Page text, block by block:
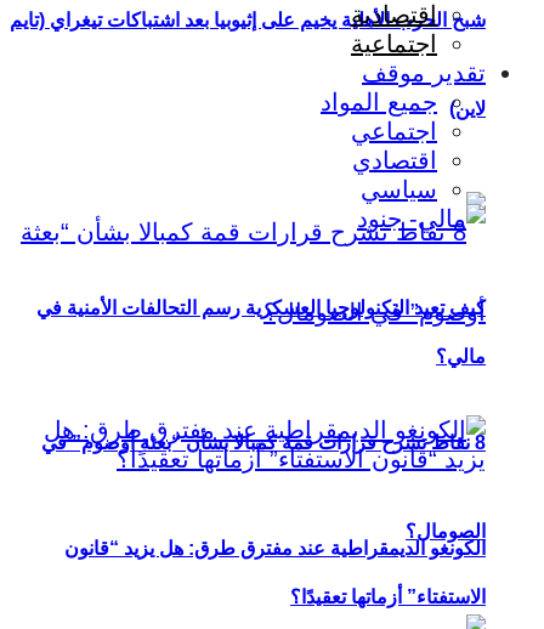
شبح الحرب الأهلية يخيم على إثيوبيا بعد اشتباكات تيغراي (تايم
لاين)
8 نقاط تشرح قرارات قمة كمبالا بشأن “بعثة أوصوم” في
الصومال؟
اقتصادية
اجتماعية
تقدير موقف
جميع المواد
اجتماعي
اقتصادي
سياسي
كيف تعيد التكنولوجيا العسكرية رسم التحالفات الأمنية في
مالي؟
الكونغو الديمقراطية عند مفترق طرق: هل يزيد “قانون
الاستفتاء” أزماتها تعقيدًا؟